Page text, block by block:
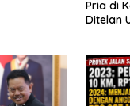
Pria di
Ditelan